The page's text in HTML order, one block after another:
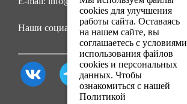
Наши социальные сети:
cookies для улучшения
работы сайта. Оставаясь
на нашем сайте, вы
соглашаетесь с условиями
использования файлов
cookies и персональных
данных. Чтобы
ознакомиться с нашей
Политикой